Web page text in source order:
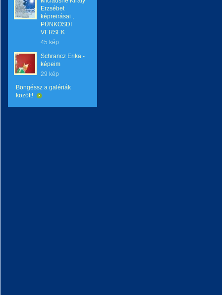
Erzsébet
képreirásai ,
PÜNKÖSDI
VERSEK
45 kép
Schrancz Erika -
képeim
29 kép
Böngéssz a galériák
között!